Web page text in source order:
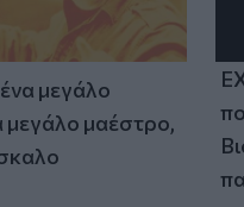
μεγάλο
μεγάλο μαέστρο,